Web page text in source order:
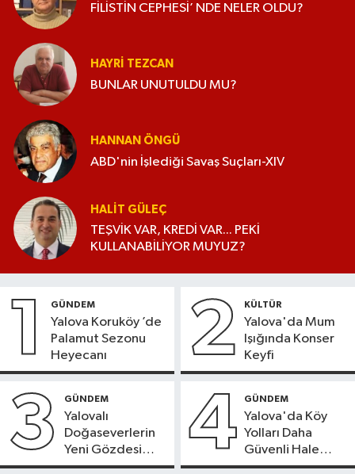
FİLİSTİN CEPHESİ’ NDE NELER OLDU?
HAYRI TEZCAN
BUNLAR UNUTULDU MU?
HANNAN ÖNGÜ
ABD'nin İşlediği Savaş Suçları-XIV
HALIT GÜLEÇ
TEŞVİK VAR, KREDİ VAR... PEKİ
KULLANABİLİYOR MUYUZ?
1 GÜNDEM
Yalova Koruköy ’de
Palamut Sezonu
Heyecanı
2 KÜLTÜR
Yalova'da Mum
Işığında Konser
Keyfi
3 GÜNDEM
Yalovalı
Doğaseverlerin
Yeni Gözdesi
Bolu'daki Meyve
4 GÜNDEM
Yalova'da Köy
Yolları Daha
Güvenli Hale
Geliyor